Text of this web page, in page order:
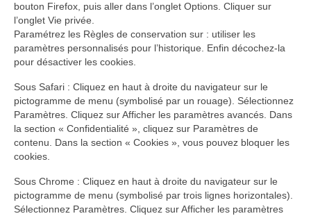
bouton Firefox, puis aller dans l’onglet Options. Cliquer sur
l’onglet Vie privée.
Paramétrez les Règles de conservation sur : utiliser les
paramètres personnalisés pour l’historique. Enfin décochez-la
pour désactiver les cookies.
Sous Safari : Cliquez en haut à droite du navigateur sur le
pictogramme de menu (symbolisé par un rouage). Sélectionnez
Paramètres. Cliquez sur Afficher les paramètres avancés. Dans
la section « Confidentialité », cliquez sur Paramètres de
contenu. Dans la section « Cookies », vous pouvez bloquer les
cookies.
Sous Chrome : Cliquez en haut à droite du navigateur sur le
pictogramme de menu (symbolisé par trois lignes horizontales).
Sélectionnez Paramètres. Cliquez sur Afficher les paramètres